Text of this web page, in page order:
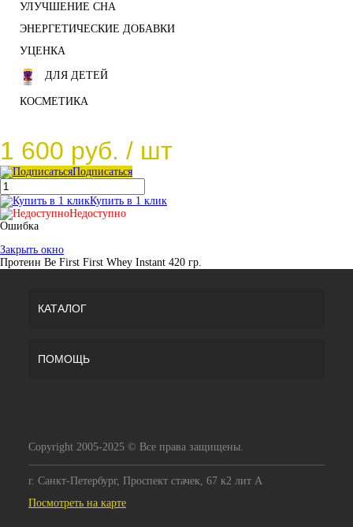
УЛУЧШЕНИЕ СНА
ЭНЕРГЕТИЧЕСКИЕ ДОБАВКИ
УЦЕНКА
ДЛЯ ДЕТЕЙ
КОСМЕТИКА
1 600 руб. / шт
Подписаться
Купить в 1 клик
Недоступно
Ошибка
Закрыть окно
Протеин Be First First Whey Instant 420 гр.
КАТАЛОГ
ПОМОЩЬ
Copyright 2005-2025 © Все права защищены.
г. Санкт-Петербург, Проспект стачек, 67 к2 лит А
Посмотреть на карте